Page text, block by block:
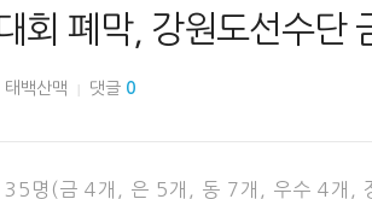
회 폐막, 강원도선수단
태백산맥 | 댓글 0
명(금 4개, 은 5개, 동 7개, 우수 4개,